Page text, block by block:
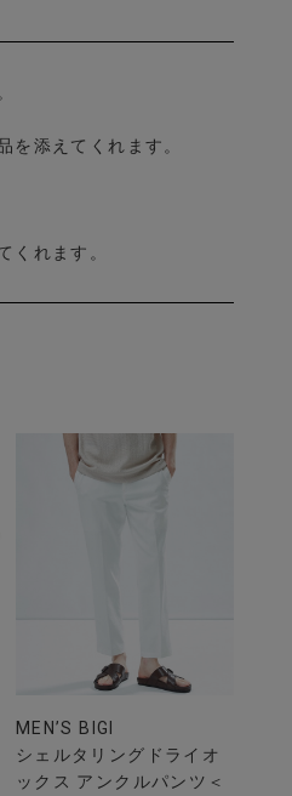
を添えてくれます。
くれます。
MEN’S BIGI
シェルタリングドライオ
ックス アンクルパンツ＜